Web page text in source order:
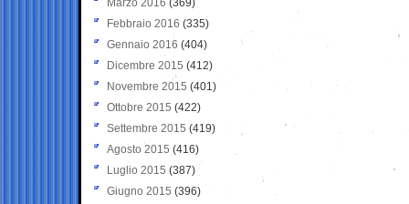
Marzo 2016 (369)
Febbraio 2016 (335)
Gennaio 2016 (404)
Dicembre 2015 (412)
Novembre 2015 (401)
Ottobre 2015 (422)
Settembre 2015 (419)
Agosto 2015 (416)
Luglio 2015 (387)
Giugno 2015 (396)